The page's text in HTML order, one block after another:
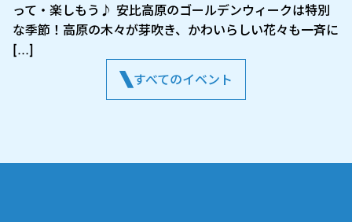
って・楽しもう♪ 安比高原のゴールデンウィークは特別
な季節！高原の木々が芽吹き、かわいらしい花々も一斉に
[…]
すべてのイベント